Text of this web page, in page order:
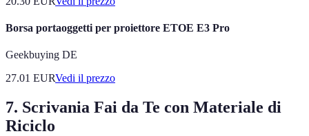
Borsa portaoggetti per proiettore ETOE E3 Pro
Geekbuying DE
27.01 EURVedi il prezzo
7. Scrivania Fai da Te con Materiale di
Riciclo